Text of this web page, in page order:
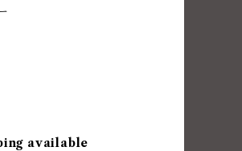
available